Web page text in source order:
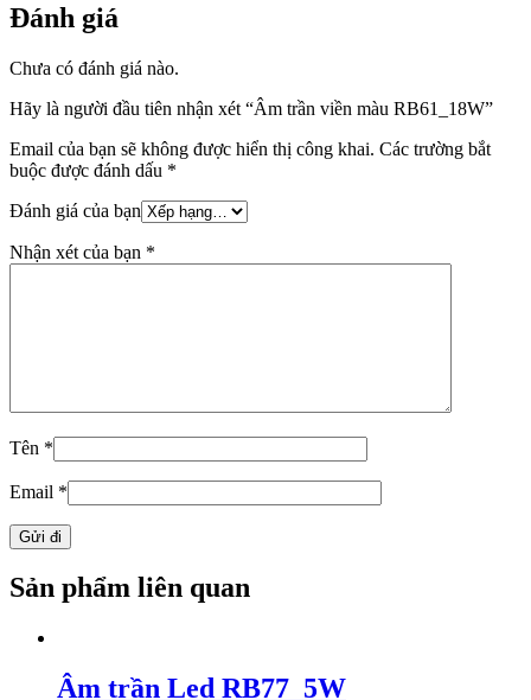
Đánh giá
Chưa có đánh giá nào.
Hãy là người đầu tiên nhận xét “Âm trần viền màu RB61_18W”
Email của bạn sẽ không được hiển thị công khai. Các trường bắt
buộc được đánh dấu *
Đánh giá của bạn
Nhận xét của bạn *
Tên *
Email *
Sản phẩm liên quan
Âm trần Led RB77_5W